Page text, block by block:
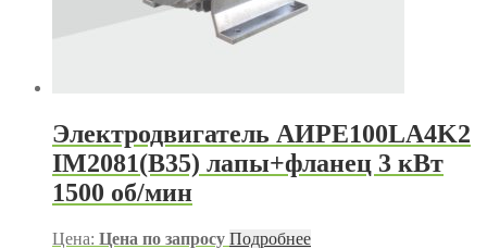
Электродвигатель АИРЕ100LA4K2
IM2081(B35) лапы+фланец 3 кВт
1500 об/мин
Цена: Цена по запросу Подробнее